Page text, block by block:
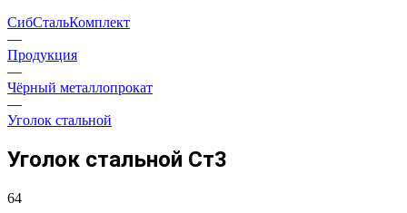
СибСтальКомплект
—
Продукция
—
Чёрный металлопрокат
—
Уголок стальной
Уголок стальной Ст3
64